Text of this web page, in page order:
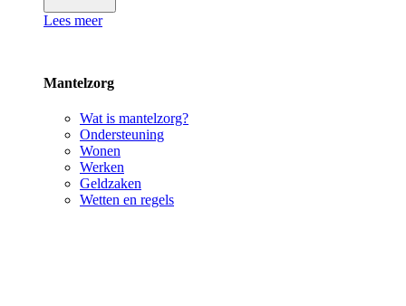
Lees meer
Mantelzorg
Wat is mantelzorg?
Ondersteuning
Wonen
Werken
Geldzaken
Wetten en regels